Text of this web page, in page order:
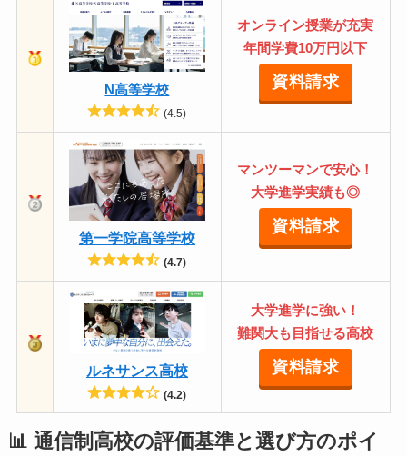
N高等学校
(4.5)
オンライン授業が充実
年間学費10万円以下
資料請求
第一学院高等学校
(4.7)
マンツーマンで安心！
大学進学実績も◎
資料請求
ルネサンス高校
(4.2)
大学進学に強い！
難関大も目指せる高校
資料請求
📊 通信制高校の評価基準と選び方のポイ